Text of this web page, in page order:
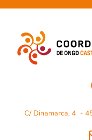
C/ Dinamarca, 4 -